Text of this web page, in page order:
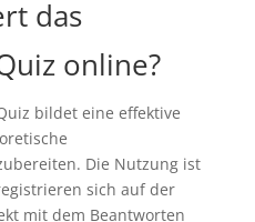
das
online?
bildet eine effektive
Die Nutzung ist
sich auf der
mit dem Beantworten